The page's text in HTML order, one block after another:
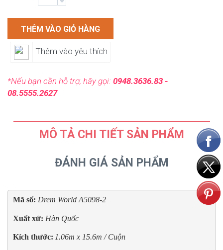
THÊM VÀO GIỎ HÀNG
Thêm vào yêu thích
*Nếu bạn cần hỗ trợ, hãy gọi: 0948.3636.83 -
08.5555.2627
MÔ TẢ CHI TIẾT SẢN PHẨM
ĐÁNH GIÁ SẢN PHẨM
Mã số: Drem World A5098-2
Xuất xứ: Hàn Quốc
Kích thước: 1.06m x 15.6m / Cuộn